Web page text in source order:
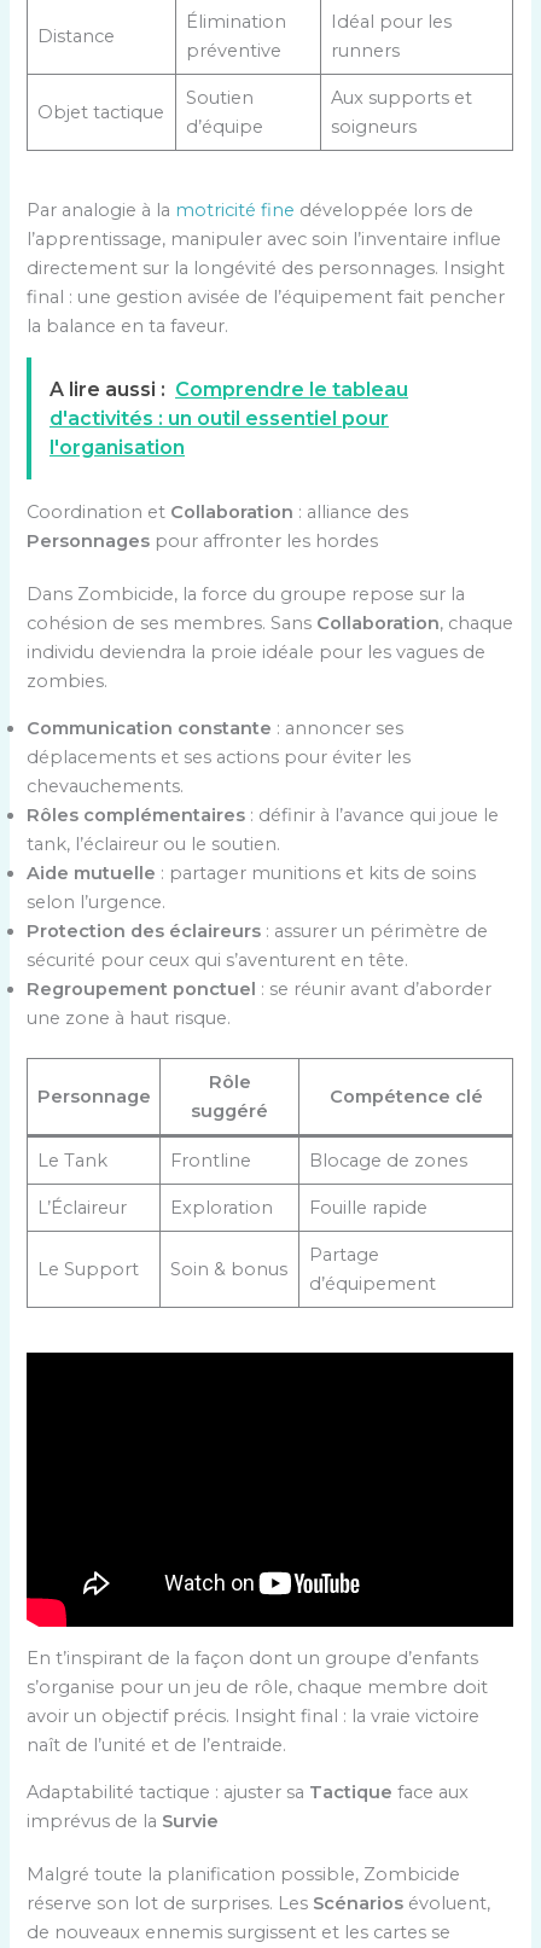
Distance
Élimination
préventive
Idéal pour les
runners
Objet tactique
Soutien
d’équipe
Aux supports et
soigneurs
Par analogie à la motricité fine développée lors de
l’apprentissage, manipuler avec soin l’inventaire influe
directement sur la longévité des personnages. Insight
final : une gestion avisée de l’équipement fait pencher
la balance en ta faveur.
A lire aussi : Comprendre le tableau
d'activités : un outil essentiel pour
l'organisation
Coordination et Collaboration : alliance des
Personnages pour affronter les hordes
Dans Zombicide, la force du groupe repose sur la
cohésion de ses membres. Sans Collaboration, chaque
individu deviendra la proie idéale pour les vagues de
zombies.
Communication constante : annoncer ses
déplacements et ses actions pour éviter les
chevauchements.
Rôles complémentaires : définir à l’avance qui joue le
tank, l’éclaireur ou le soutien.
Aide mutuelle : partager munitions et kits de soins
selon l’urgence.
Protection des éclaireurs : assurer un périmètre de
sécurité pour ceux qui s’aventurent en tête.
Regroupement ponctuel : se réunir avant d’aborder
une zone à haut risque.
Personnage
Rôle
suggéré
Compétence clé
Le Tank Frontline Blocage de zones
L’Éclaireur Exploration Fouille rapide
Le Support Soin & bonus
Partage
d’équipement
En t’inspirant de la façon dont un groupe d’enfants
s’organise pour un jeu de rôle, chaque membre doit
avoir un objectif précis. Insight final : la vraie victoire
naît de l’unité et de l’entraide.
Adaptabilité tactique : ajuster sa Tactique face aux
imprévus de la Survie
Malgré toute la planification possible, Zombicide
réserve son lot de surprises. Les Scénarios évoluent,
de nouveaux ennemis surgissent et les cartes se